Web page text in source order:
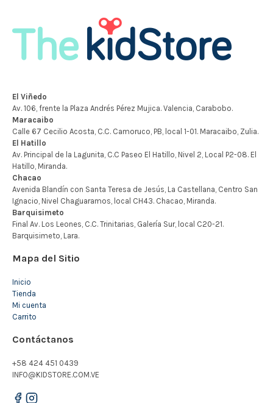
Mapa del Sitio
Inicio
Tienda
Mi cuenta
Carrito
Contáctanos
+58 424 451 0439
INFO@KIDSTORE.COM.VE